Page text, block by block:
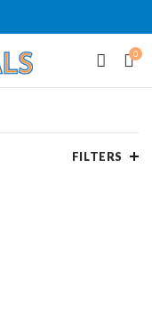
0
FILTERS